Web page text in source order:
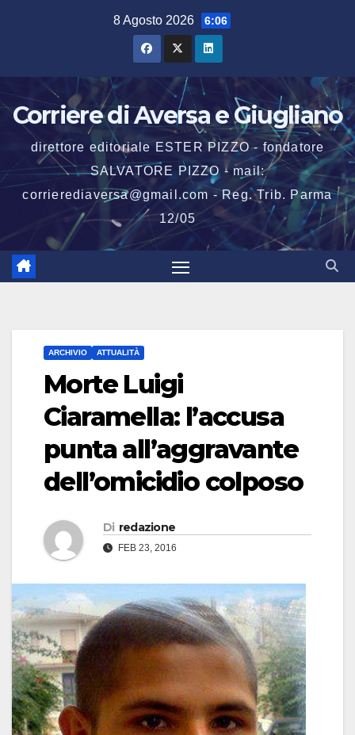
8 Agosto 2026 6:06
Corriere di Aversa e Giugliano
direttore editoriale ESTER PIZZO - fondatore
SALVATORE PIZZO - mail:
corrierediaversa@gmail.com - Reg. Trib. Parma
12/05
ARCHIVIO ATTUALITÀ
Morte Luigi
Ciaramella: l’accusa
punta all’aggravante
dell’omicidio colposo
Di redazione
FEB 23, 2016